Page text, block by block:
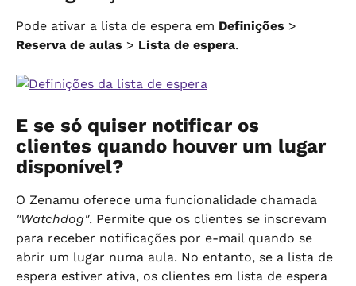
Pode ativar a lista de espera em Definições >
Reserva de aulas > Lista de espera.
E se só quiser notificar os
clientes quando houver um lugar
disponível?
O Zenamu oferece uma funcionalidade chamada
"Watchdog". Permite que os clientes se inscrevam
para receber notificações por e-mail quando se
abrir um lugar numa aula. No entanto, se a lista de
espera estiver ativa, os clientes em lista de espera